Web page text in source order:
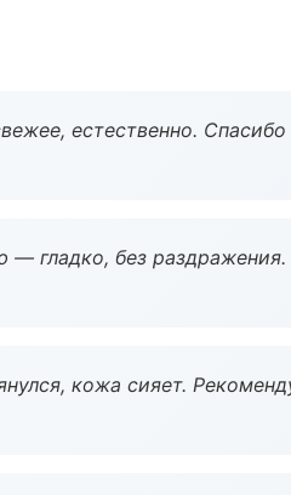
естественно. Спасибо
— гладко, без
кожа сияет.